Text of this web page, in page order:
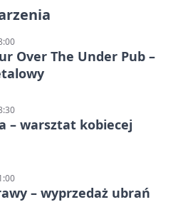
Over The Under Pub –
– warsztat kobiecej
– wyprzedaż ubrań